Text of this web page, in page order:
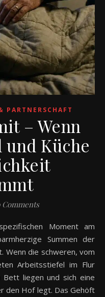
PARTNERSCHAFT
– Wenn
und Küche
Comments
Summen der
Wenn die schweren, vom
Arbeitsstiefel im Flur
liegen und sich eine
den Hof legt. Das Gehöft